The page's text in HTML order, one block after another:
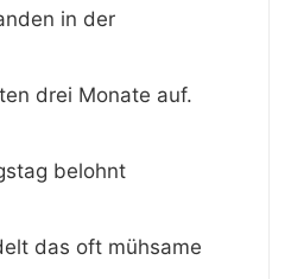
in der
drei Monate auf.
belohnt
das oft mühsame